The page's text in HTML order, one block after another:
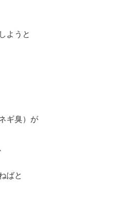
ようと
ギ臭）が
ばと